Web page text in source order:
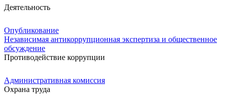
Деятельность
Опубликование
Независимая антикоррупционная экспертиза и общественное
обсуждение
Противодействие коррупции
Административная комиссия
Охрана труда